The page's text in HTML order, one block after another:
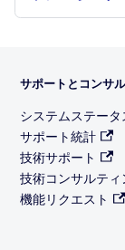
サポートとコンサ
システムステータ
サポート統計
技術サポート
技術コンサルティ
機能リクエスト